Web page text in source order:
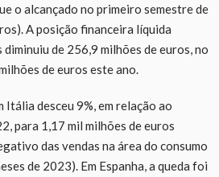
o alcançado no primeiro semestre de
A posição financeira líquida
de 256,9 milhões de euros, no
de euros este ano.
desceu 9%, em relação ao
para 1,17 mil milhões de euros
das vendas na área do consumo
de 2023). Em Espanha, a queda foi